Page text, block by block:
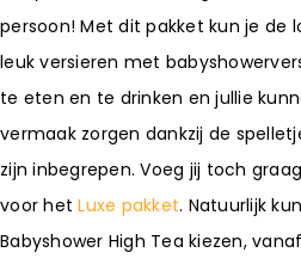
persoon! Met dit pakket kun je de
leuk versieren met
te eten en te drinken en jullie
vermaak zorgen dankzij de
zijn inbegrepen. Voeg jij toch
voor hetLuxe pakket. Natuurlijk
Babyshower High Tea kiezen, vanaf